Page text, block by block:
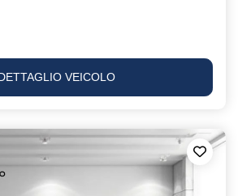
DETTAGLIO VEICOLO